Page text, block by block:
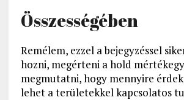
Összességében
Remélem, ezzel a bejegyzéssel
hozni, megérteni a hold
megmutatni, hogy mennyire
lehet a területekkel kapcsolatos